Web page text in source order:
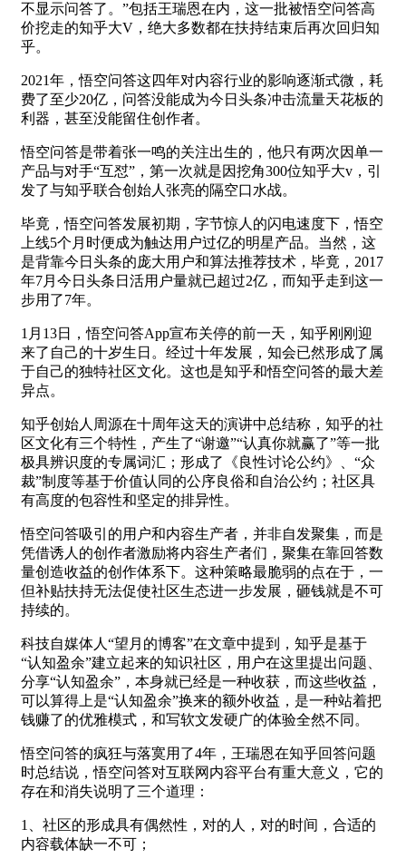
不显示问答了。”包括王瑞恩在内，这一批被悟空问答高
价挖走的知乎大V，绝大多数都在扶持结束后再次回归知
乎。
2021年，悟空问答这四年对内容行业的影响逐渐式微，耗
费了至少20亿，问答没能成为今日头条冲击流量天花板的
利器，甚至没能留住创作者。
悟空问答是带着张一鸣的关注出生的，他只有两次因单一
产品与对手“互怼”，第一次就是因挖角300位知乎大v，引
发了与知乎联合创始人张亮的隔空口水战。
毕竟，悟空问答发展初期，字节惊人的闪电速度下，悟空
上线5个月时便成为触达用户过亿的明星产品。当然，这
是背靠今日头条的庞大用户和算法推荐技术，毕竟，2017
年7月今日头条日活用户量就已超过2亿，而知乎走到这一
步用了7年。
1月13日，悟空问答App宣布关停的前一天，知乎刚刚迎
来了自己的十岁生日。经过十年发展，知会已然形成了属
于自己的独特社区文化。这也是知乎和悟空问答的最大差
异点。
知乎创始人周源在十周年这天的演讲中总结称，知乎的社
区文化有三个特性，产生了“谢邀”“认真你就赢了”等一批
极具辨识度的专属词汇；形成了《良性讨论公约》、“众
裁”制度等基于价值认同的公序良俗和自治公约；社区具
有高度的包容性和坚定的排异性。
悟空问答吸引的用户和内容生产者，并非自发聚集，而是
凭借诱人的创作者激励将内容生产者们，聚集在靠回答数
量创造收益的创作体系下。这种策略最脆弱的点在于，一
但补贴扶持无法促使社区生态进一步发展，砸钱就是不可
持续的。
科技自媒体人“望月的博客”在文章中提到，知乎是基于
“认知盈余”建立起来的知识社区，用户在这里提出问题、
分享“认知盈余”，本身就已经是一种收获，而这些收益，
可以算得上是“认知盈余”换来的额外收益，是一种站着把
钱赚了的优雅模式，和写软文发硬广的体验全然不同。
悟空问答的疯狂与落寞用了4年，王瑞恩在知乎回答问题
时总结说，悟空问答对互联网内容平台有重大意义，它的
存在和消失说明了三个道理：
1、社区的形成具有偶然性，对的人，对的时间，合适的
内容载体缺一不可；